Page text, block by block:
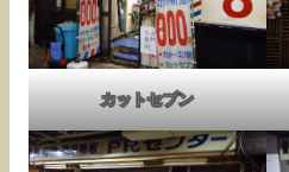
カットセブン